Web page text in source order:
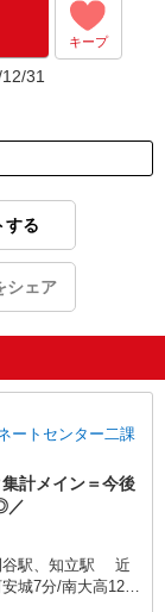
キープ
31
する
シェア
ートセンター二課
計メイン＝今後
／
谷駅、知立駅 近
城7分/南大高12